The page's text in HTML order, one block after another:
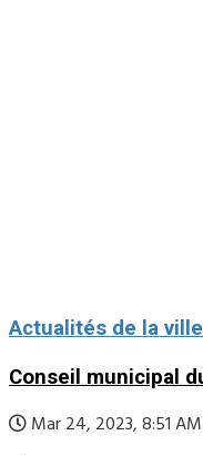
Actualités de la ville
Conseil municipal
Mar 24, 2023, 8:51 AM